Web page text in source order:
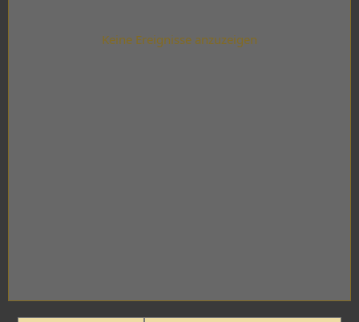
Keine Ereignisse anzuzeigen